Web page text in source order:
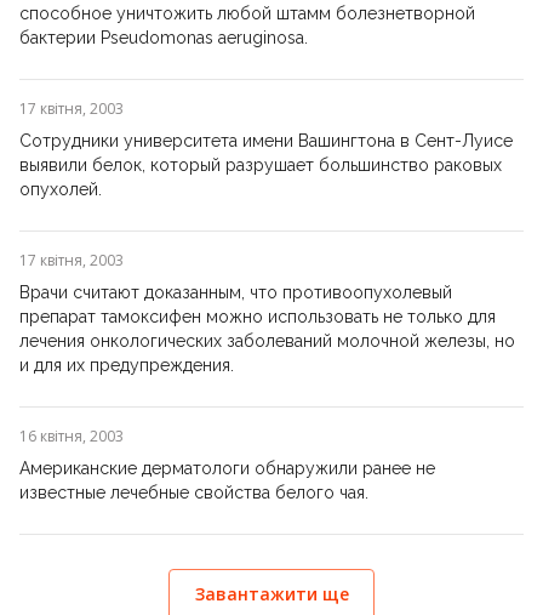
способное уничтожить любой штамм болезнетворной
бактерии Pseudomonas aeruginosa.
17 квітня, 2003
Сотрудники университета имени Вашингтона в Сент-Луисе
выявили белок, который разрушает большинство раковых
опухолей.
17 квітня, 2003
Врачи считают доказанным, что противоопухолевый
препарат тамоксифен можно использовать не только для
лечения онкологических заболеваний молочной железы, но
и для их предупреждения.
16 квітня, 2003
Американские дерматологи обнаружили ранее не
известные лечебные свойства белого чая.
Завантажити ще